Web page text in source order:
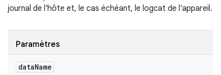
journal de l'hôte et, le cas échéant, le logcat de l'appareil.
Paramètres
dataName